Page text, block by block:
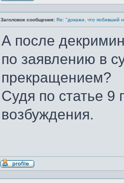
Профиль
Заголовок сообщения: Re: "докажи, что побивший
А после
по заявлению в
прекращением?
Судя по статье 9
возбуждения.
Профиль